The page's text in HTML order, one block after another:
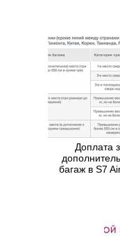
Доплата
багаж в S7